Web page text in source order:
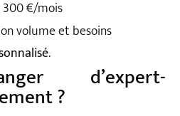
300 €/mois
volume et besoins
.
d’expert-
?